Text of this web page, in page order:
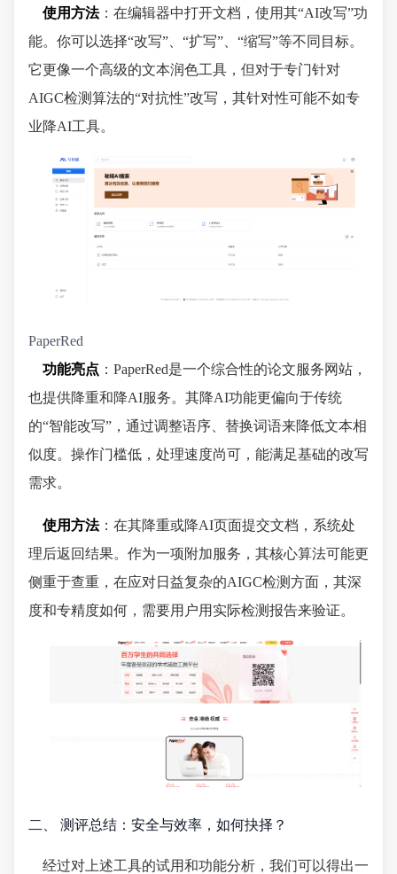
使用方法：在编辑器中打开文档，使用其“AI改写”功
能。你可以选择“改写”、“扩写”、“缩写”等不同目标。
它更像一个高级的文本润色工具，但对于专门针对
AIGC检测算法的“对抗性”改写，其针对性可能不如专
业降AI工具。
PaperRed
功能亮点 ：PaperRed是一个综合性的论文服务网站，
也提供降重和降AI服务。其降AI功能更偏向于传统
的“智能改写”，通过调整语序、替换词语来降低文本相
似度。操作门槛低，处理速度尚可，能满足基础的改写
需求。
使用方法：在其降重或降AI页面提交文档，系统处
理后返回结果。作为一项附加服务，其核心算法可能更
侧重于查重，在应对日益复杂的AIGC检测方面，其深
度和专精度如何，需要用户用实际检测报告来验证。
二、 测评总结：安全与效率，如何抉择？
经过对上述工具的试用和功能分析，我们可以得出一